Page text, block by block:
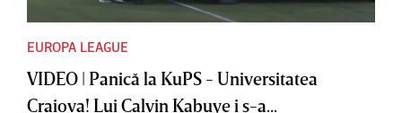
EUROPA LEAGUE
VIDEO | Panică la KuPS - Universitatea
Craiova! Lui Calvin Kabuye i s-a...